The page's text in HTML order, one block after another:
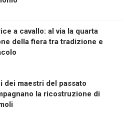
a cavallo: al via la quarta
della fiera tra tradizione e
dei maestri del passato
la ricostruzione di